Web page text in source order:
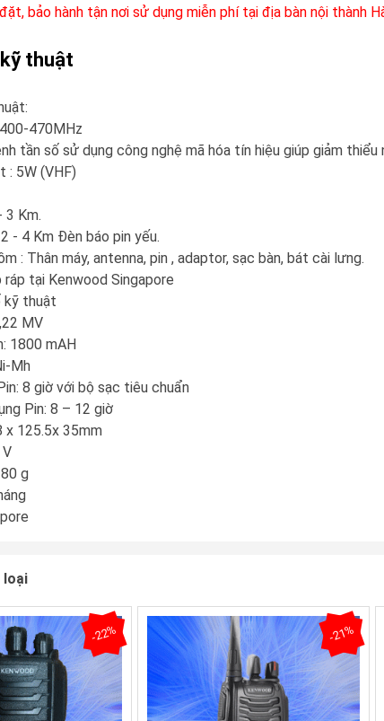
bảo hành tận nơi sử dụng miễn phí tại địa bàn nội thành
thuật
470MHz
tần số sử dụng công nghệ mã hóa tín hiệu giúp giảm thiểu
: 5W (VHF)
3 Km.
- 4 Km Đèn báo pin yếu.
: Thân máy, antenna, pin , adaptor, sạc bàn, bát cài lưng.
ráp tại Kenwood Singapore
kỹ thuật
MV
1800 mAH
Mh
8 giờ với bộ sạc tiêu chuẩn
Pin: 8 – 12 giờ
x 125.5x 35mm
V
g
loại
-22% -21%